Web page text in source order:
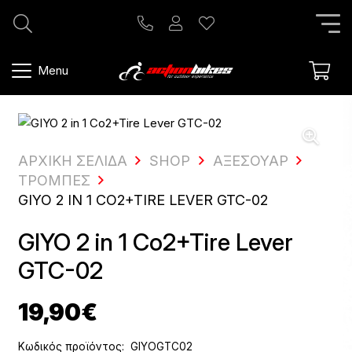
Menu
ΑΡΧΙΚΗ ΣΕΛΙΔΑ SHOP
ΑΞΕΣΟΥΆΡ
ΤΡΌΜΠΕΣ
GIYO 2 IN 1 CO2+TIRE LEVER GTC-02
GIYO 2 in 1 Co2+Tire Lever
GTC-02
19,90€
Κωδικός προϊόντος: GIYOGTC02